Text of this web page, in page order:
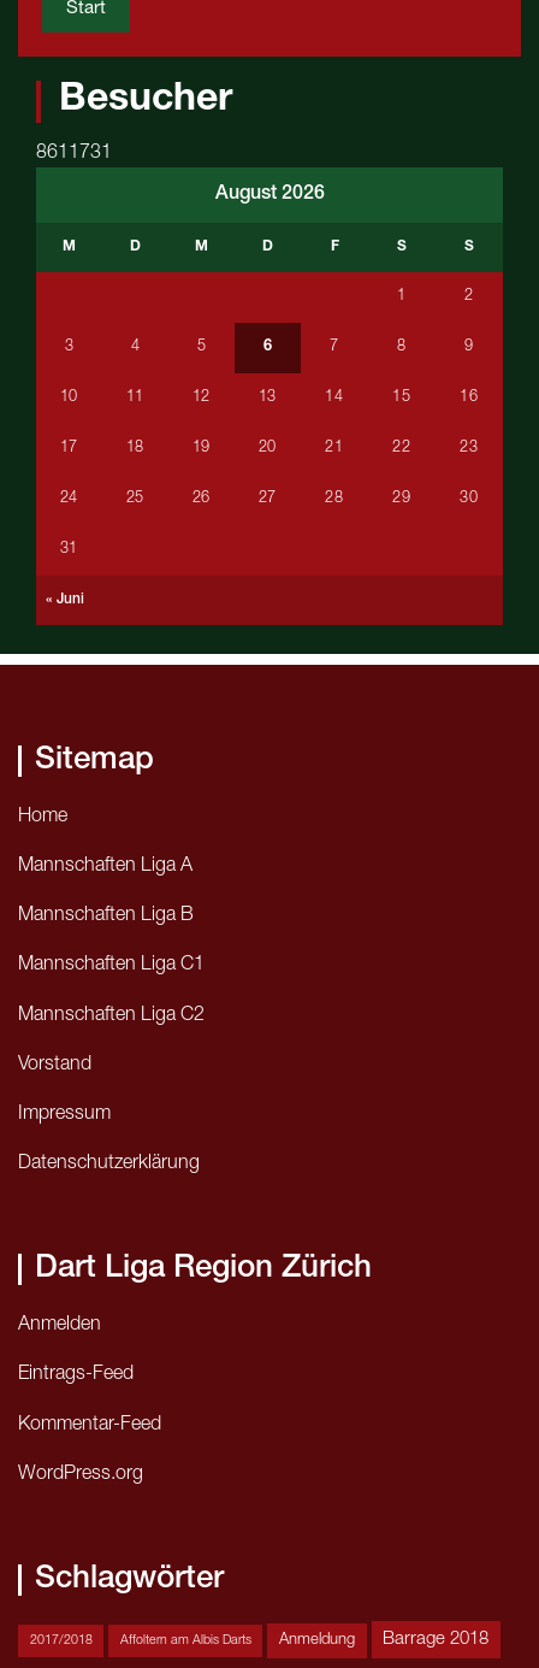
Start
Besucher
8611731
August 2026
M D M D F S S
« Juni
1 2
3 4 5 6 7 8 9
10 11 12 13 14 15 16
17 18 19 20 21 22 23
24 25 26 27 28 29 30
31
Sitemap
Home
Mannschaften Liga A
Mannschaften Liga B
Mannschaften Liga C1
Mannschaften Liga C2
Vorstand
Impressum
Datenschutzerklärung
Dart Liga Region Zürich
Anmelden
Eintrags-Feed
Kommentar-Feed
WordPress.org
Schlagwörter
2017/2018 Affoltern am Albis Darts Anmeldung Barrage 2018